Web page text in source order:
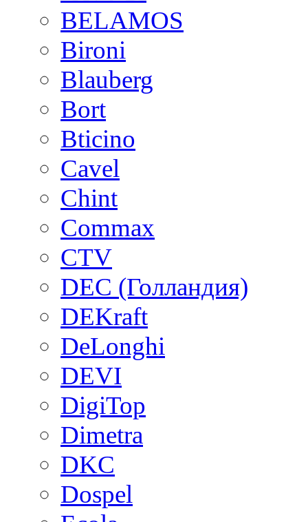
BELAMOS
Bironi
Blauberg
Bort
Bticino
Cavel
Chint
Commax
CTV
DEC (Голландия)
DEKraft
DeLonghi
DEVI
DigiTop
Dimetra
DKC
Dospel